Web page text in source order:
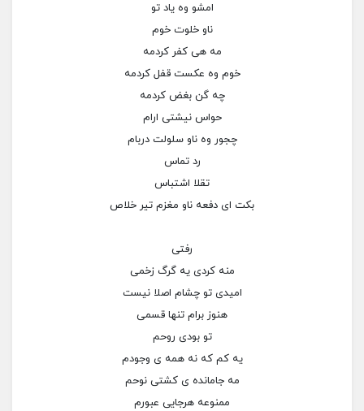
امشو وه یاد تو
ناو خلوت خوم
مه هی کفر کردمه
خوم وه عکست قفل کردمه
چه گن بغض کردمه
حواس نیشتی ارام
چجور وه ناو سلولت دربام
رد تماس
تقلا اشتباس
بکت ای دفعه ناو مغزم تیر خلاص
رفتی
منه کردی یه گرگ زخمی
امیدی تو چشام اصلا نیست
هنوز برام تنها قسمی
تو بودی روحم
یه کم که نه همه ی وجودم
مه جامانده ی کشتی نوحم
ممنوعه هرجایی عبورم